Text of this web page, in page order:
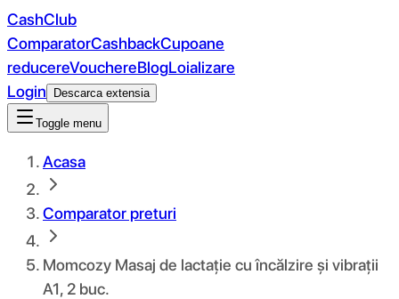
CashClub
ComparatorCashbackCupoane
reducereVouchereBlogLoializare
Login
Descarca extensia
Toggle menu
Acasa
Comparator preturi
Momcozy Masaj de lactație cu încălzire și vibrații
A1, 2 buc.